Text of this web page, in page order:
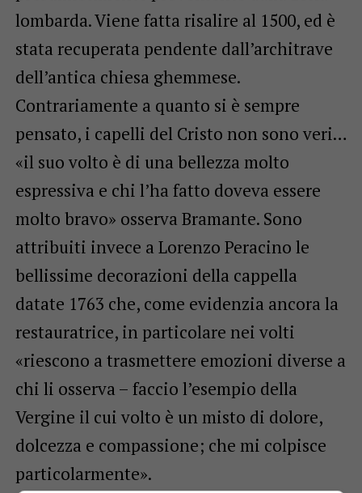
lombarda. Viene fatta risalire al 1500, ed è
stata recuperata pendente dall’architrave
dell’antica chiesa ghemmese.
Contrariamente a quanto si è sempre
pensato, i capelli del Cristo non sono veri…
«il suo volto è di una bellezza molto
espressiva e chi l’ha fatto doveva essere
molto bravo» osserva Bramante. Sono
attribuiti invece a Lorenzo Peracino le
bellissime decorazioni della cappella
datate 1763 che, come evidenzia ancora la
restauratrice, in particolare nei volti
«riescono a trasmettere emozioni diverse a
chi li osserva – faccio l’esempio della
Vergine il cui volto è un misto di dolore,
dolcezza e compassione; che mi colpisce
particolarmente».